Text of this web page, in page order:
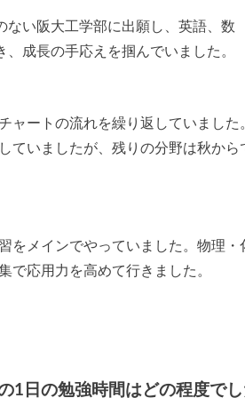
ない阪大工学部に出願し、英語、数
成長の手応えを掴んでいました。
ートの流れを繰り返していました
ていましたが、残りの分野は秋から
をメインでやっていました。物理・
で応用力を高めて行きました。
1日の勉強時間はどの程度で